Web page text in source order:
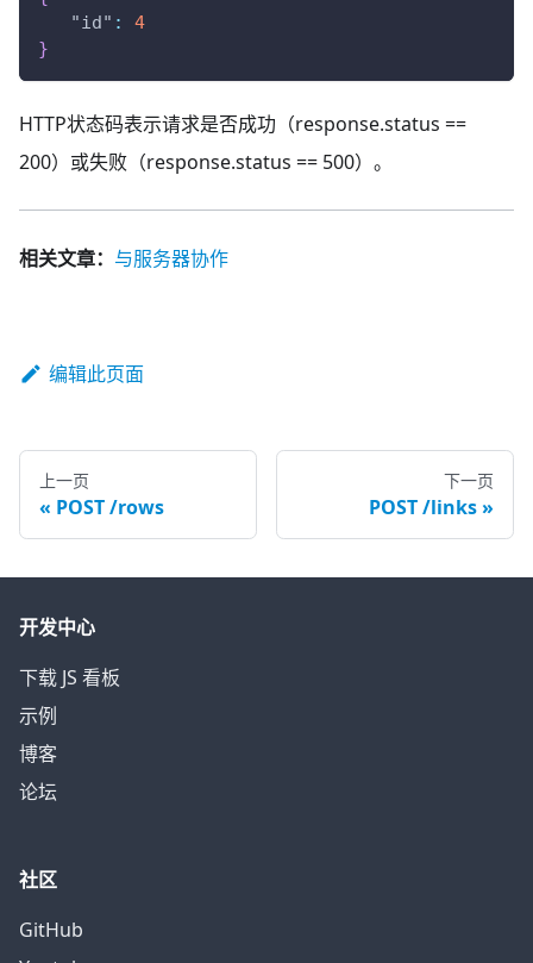
"id" :
4
}
HTTP状态码表示请求是否成功（response.status ==
200）或失败（response.status == 500）。
相关文章： 与服务器协作
编辑此页面
上一页
POST /rows
下一页
POST /links
开发中心
下载 JS 看板
示例
博客
论坛
社区
GitHub